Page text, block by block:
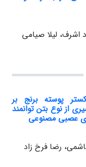
اشرف، لیلا صیامی
پوسته برنج بر
از نوع بتن توانمند
عصبی مصنوعی
رضا فرخ زاد